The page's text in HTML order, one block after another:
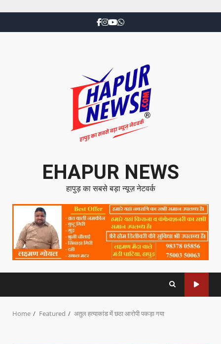
EHAPUR NEWS
हापुड़ का सबसे बड़ा न्यूज़ नेटवर्क
Home Featured अतुल हत्याकांड में छठा आरोपी पकड़ा गया